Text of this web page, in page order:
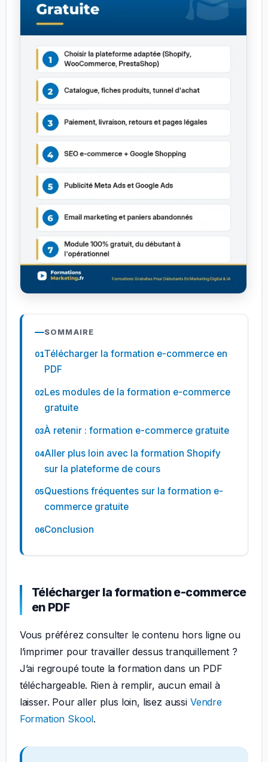
SOMMAIRE
Télécharger la formation e-commerce en
PDF
Les modules de la formation e-commerce
gratuite
À retenir : formation e-commerce gratuite
Aller plus loin avec la formation Shopify
sur la plateforme de cours
Questions fréquentes sur la formation e-
commerce gratuite
Conclusion
Télécharger la formation e-commerce
en PDF
Vous préférez consulter le contenu hors ligne ou
l’imprimer pour travailler dessus tranquillement ?
J’ai regroupé toute la formation dans un PDF
téléchargeable. Rien à remplir, aucun email à
laisser. Pour aller plus loin, lisez aussi Vendre
Formation Skool.